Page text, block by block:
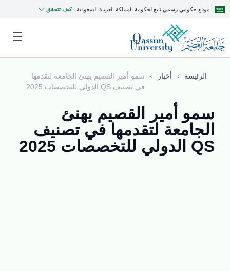
موقع حكومي رسمي تابع لحكومة المملكة العربية السعودية كيف تتحقق
الرئيسة أخبار
سمو أمير القصيم يهنئ الجامعة لتقدمها
في تصنيف QS الدولي للتخصصات 2025
سمو أمير القصيم يهنئ
الجامعة لتقدمها في تصنيف
QS الدولي للتخصصات 2025